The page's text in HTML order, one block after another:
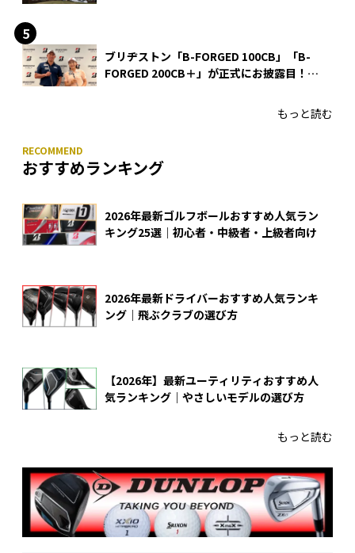
ブリヂストン「B-FORGED 100CB」「B-
FORGED 200CB＋」が正式にお披露目！
もっと読む
おすすめランキング
2026年最新ゴルフボールおすすめ人気ラン
キング25選｜初心者・中級者・上級者向け
2026年最新ドライバーおすすめ人気ランキ
ング｜飛ぶクラブの選び方
【2026年】最新ユーティリティおすすめ人
気ランキング｜やさしいモデルの選び方
もっと読む